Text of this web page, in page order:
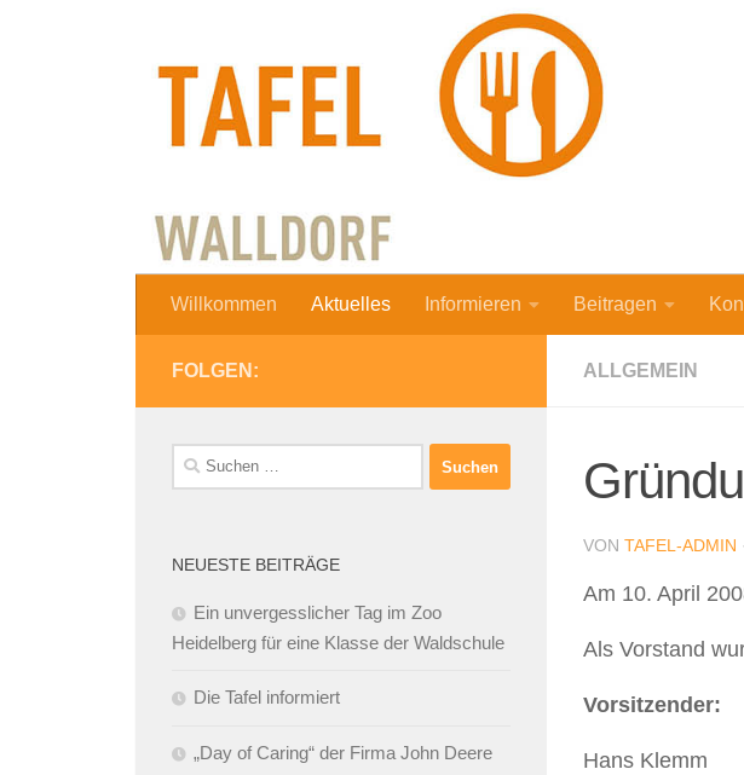
Willkommen Aktuelles Informieren Beitragen
ALLGEMEIN
VON TAFEL-ADMIN
Am 10. April
Als Vorstand
Vorsitzender:
Hans Klemm
FOLGEN:
Suchen
nach:
NEUESTE BEITRÄGE
Ein unvergesslicher Tag im Zoo
Heidelberg für eine Klasse der Waldschule
Die Tafel informiert
„Day of Caring“ der Firma John Deere